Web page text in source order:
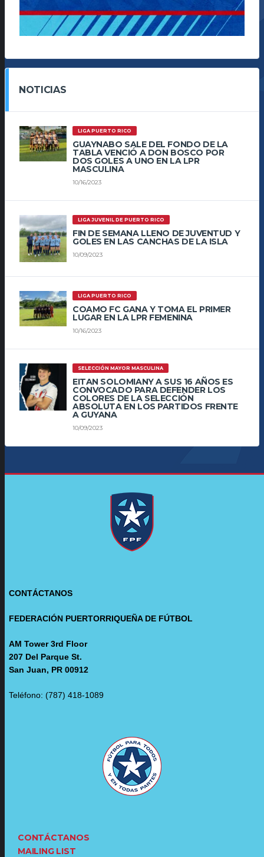
NOTICIAS
LIGA PUERTO RICO
GUAYNABO SALE DEL FONDO DE LA
TABLA VENCIÓ A DON BOSCO POR
DOS GOLES A UNO EN LA LPR
MASCULINA
10/16/2023
LIGA JUVENIL DE PUERTO RICO
FIN DE SEMANA LLENO DE JUVENTUD Y
GOLES EN LAS CANCHAS DE LA ISLA
10/09/2023
LIGA PUERTO RICO
COAMO FC GANA Y TOMA EL PRIMER
LUGAR EN LA LPR FEMENINA
10/16/2023
SELECCIÓN MAYOR MASCULINA
EITAN SOLOMIANY A SUS 16 AÑOS ES
CONVOCADO PARA DEFENDER LOS
COLORES DE LA SELECCIÓN
ABSOLUTA EN LOS PARTIDOS FRENTE
A GUYANA
10/09/2023
CONTÁCTANOS
FEDERACIÓN PUERTORRIQUEÑA DE FÚTBOL
AM Tower 3rd Floor
207 Del Parque St.
San Juan, PR 00912
Teléfono: (787) 418-1089
CONTÁCTANOS
MAILING LIST